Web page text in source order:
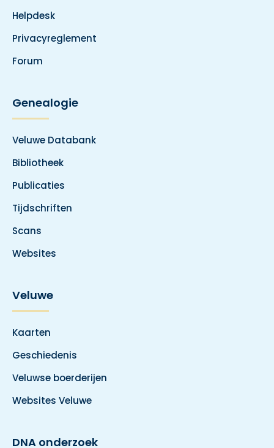
Helpdesk
Privacyreglement
Forum
Genealogie
Veluwe Databank
Bibliotheek
Publicaties
Tijdschriften
Scans
Websites
Veluwe
Kaarten
Geschiedenis
Veluwse boerderijen
Websites Veluwe
DNA onderzoek